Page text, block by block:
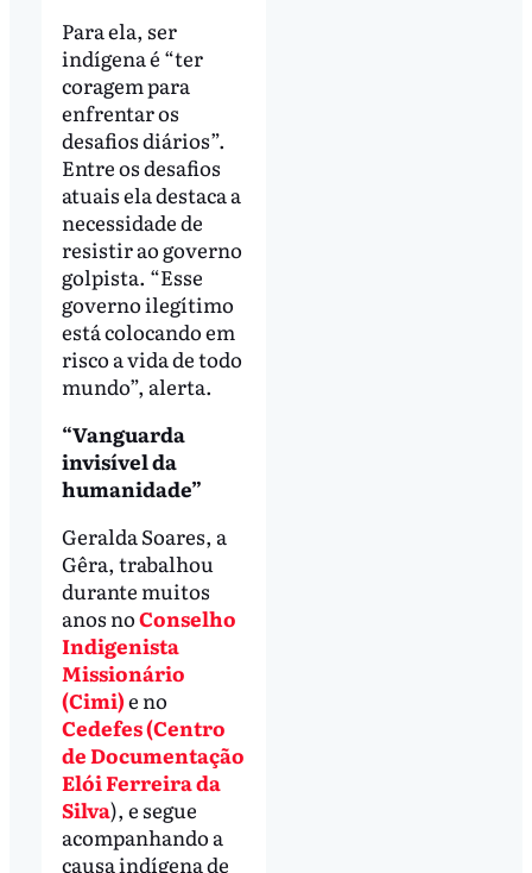
Para ela, ser
indígena é “ter
coragem para
enfrentar os
desafios diários”.
Entre os desafios
atuais ela destaca a
necessidade de
resistir ao governo
golpista. “Esse
governo ilegítimo
está colocando em
risco a vida de todo
mundo”, alerta.
“Vanguarda
invisível da
humanidade”
Geralda Soares, a
Gêra, trabalhou
durante muitos
anos noConselho
Indigenista
Missionário
(Cimi)e no
Cedefes (Centro
de Documentação
Elói Ferreira da
Silva), e segue
acompanhando a
causa indígena de